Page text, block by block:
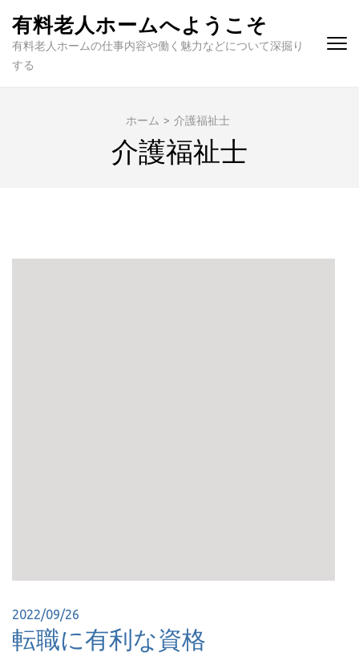
す)
有料老人ホームへようこそ
有料老人ホームの仕事内容や働く魅力などについて深掘り
する
ホーム > 介護福祉士
介護福祉士
2022/09/26
転職に有利な資格